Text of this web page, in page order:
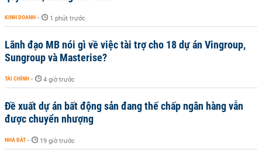
KINH DOANH - 1 phút trước
Lãnh đạo MB nói gì về việc tài trợ cho 18 dự án Vingroup,
Sungroup và Masterise?
TÀI CHÍNH - 4 giờ trước
Đề xuất dự án bất động sản đang thế chấp ngân hàng vẫn
được chuyển nhượng
NHÀ ĐẤT - 19 giờ trước